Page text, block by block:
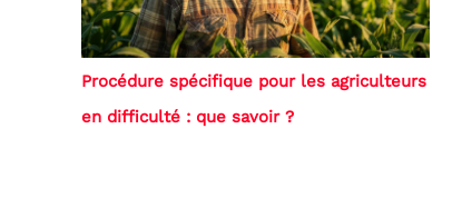
Procédure spécifique pour les agriculteurs
en difficulté : que savoir ?